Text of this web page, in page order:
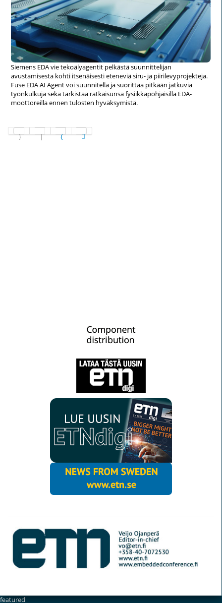
Siemens EDA vie tekoälyagentit pelkästä suunnittelijan
avustamisesta kohti itsenäisesti eteneviä siru- ja piirilevyprojekteja.
Fuse EDA AI Agent voi suunnitella ja suorittaa pitkään jatkuvia
työnkulkuja sekä tarkistaa ratkaisunsa fysiikkapohjaisilla EDA-
moottoreilla ennen tulosten hyväksymistä.
featured